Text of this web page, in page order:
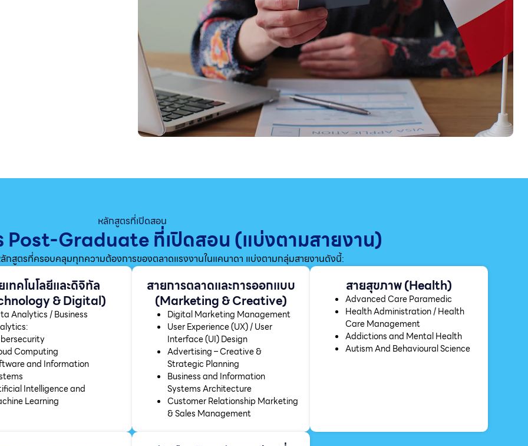
หลักสูตรที่เปิดสอน
Post-Graduate ที่เปิดสอน (แบ่งตามสายงาน)
สูตรที่ครอบคลุมทุกความต้องการของตลาดแรงงานในแคนาดา แบ่งตามกลุ่มสายงานดังนี้:
เทคโนโลยีและดิจิทัล
& Digital)
Analytics / Business
Computing
and Information
Intelligence and
Learning
สายการตลาดและการออกแบบ
(Marketing & Creative)
Digital Marketing Management
User Experience (UX) / User
Interface (UI) Design
Advertising – Creative &
Strategic Planning
Business and Information
Systems Architecture
Customer Relationship Marketing
& Sales Management
สายสุขภาพ (Health)
Advanced Care Paramedic
Health Administration / Health
Care Management
Addictions and Mental Health
Autism And Behavioural Science